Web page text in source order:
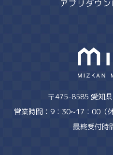
アプリダウ
〒475-8585 愛知
営業時間：9：30~17：00（
最終受付時